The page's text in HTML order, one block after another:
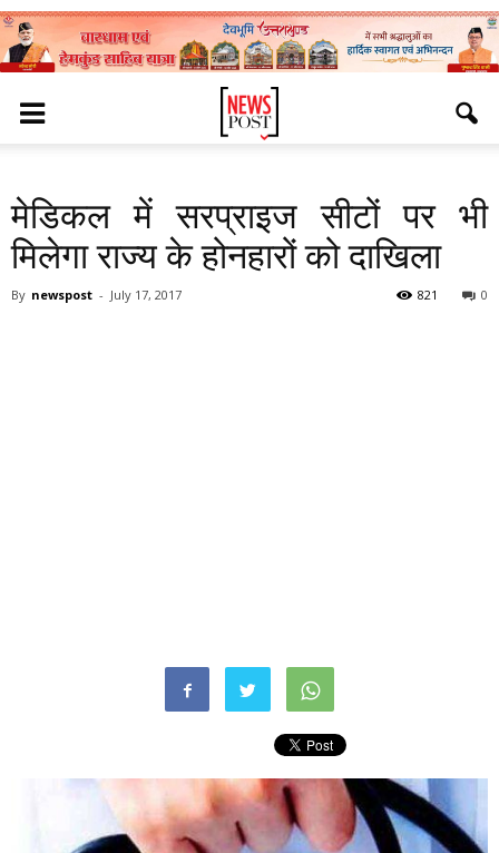
मेडिकल में सरप्राइज सीटों पर भी
मिलेगा राज्य के होनहारों को दाखिला
By newspost - July 17, 2017 0
821